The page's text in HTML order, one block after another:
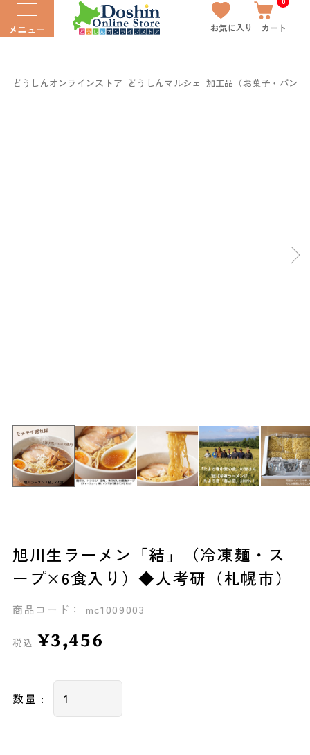
メニュー お気に入り カート
どうしんオンラインストア どうしんマルシェ 加工品（お菓子・パン以
旭川生ラーメン「結」（冷凍麺・ス
ープ×6食入り）◆人考研（札幌市）
商品コード： mc1009003
税込 ¥3,456
数量 :